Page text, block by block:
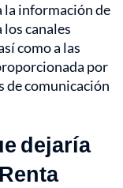
la información de
canales
como a las
por
de comunicación
dejaría